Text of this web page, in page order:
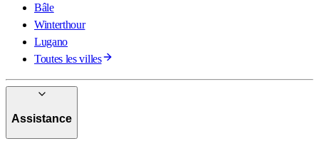
Bâle
Winterthour
Lugano
Toutes les villes
Assistance